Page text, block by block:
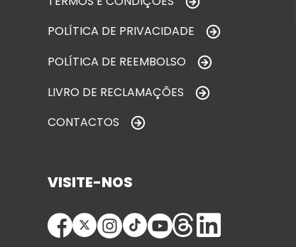
POLÍTICA DE PRIVACIDADE
POLÍTICA DE REEMBOLSO
LIVRO DE RECLAMAÇÕES
CONTACTOS
VISITE-NOS